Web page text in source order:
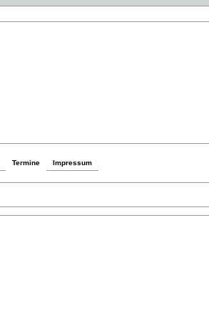
Termine Impressum